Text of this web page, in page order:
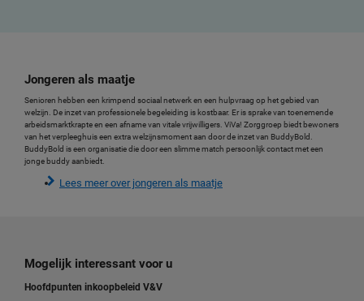
Jongeren als maatje
Senioren hebben een krimpend sociaal netwerk en een hulpvraag op het gebied van
welzijn. De inzet van professionele begeleiding is kostbaar. Er is sprake van toenemende
arbeidsmarktkrapte en een afname van vitale vrijwilligers. ViVa! Zorggroep biedt bewoners
van het verpleeghuis een extra welzijnsmoment aan door de inzet van BuddyBold.
BuddyBold is een organisatie die door een slimme match persoonlijk contact met een
jonge buddy aanbiedt.
Lees meer over jongeren als maatje
Mogelijk interessant voor u
Hoofdpunten inkoopbeleid V&V